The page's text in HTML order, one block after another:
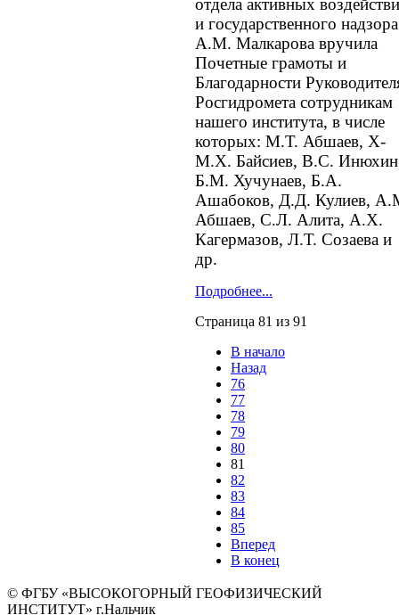
отдела активных
и государственного надзора
А.М. Малкарова вручила
Почетные грамоты и
Благодарности
Росгидромета сотрудникам
нашего института, в числе
которых: М.Т. Абшаев, Х-
М.Х. Байсиев, В.С.
Б.М. Хучунаев, Б.А.
Ашабоков, Д.Д. Кулиев,
Абшаев, С.Л. Алита, А.Х.
Кагермазов, Л.Т. Созаева и
др.
Подробнее...
Страница 81 из 91
В начало
Назад
76
77
78
79
80
81
82
83
84
85
Вперед
В конец
© ФГБУ «ВЫСОКОГОРНЫЙ ГЕОФИЗИЧЕСКИЙ
ИНСТИТУТ» г.Нальчик